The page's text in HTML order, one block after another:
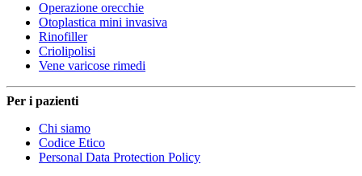
Operazione orecchie
Otoplastica mini invasiva
Rinofiller
Criolipolisi
Vene varicose rimedi
Per i pazienti
Chi siamo
Codice Etico
Personal Data Protection Policy